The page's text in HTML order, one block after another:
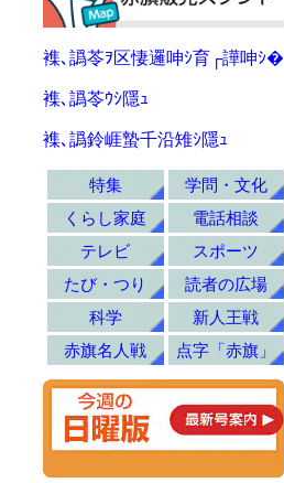
襍､譌苓ｦ区悽邏呻ｼ育┌譁呻ｼ�
襍､譌苓ｳｼ隱ｭ
襍､譌鈴崕蟄千沿雉ｼ隱ｭ
特集
学問・文化
くらし家庭
電話相談
テレビ
スポーツ
たび・つり
読者の広場
科学
新人王戦
赤旗名人戦
点字「赤旗」